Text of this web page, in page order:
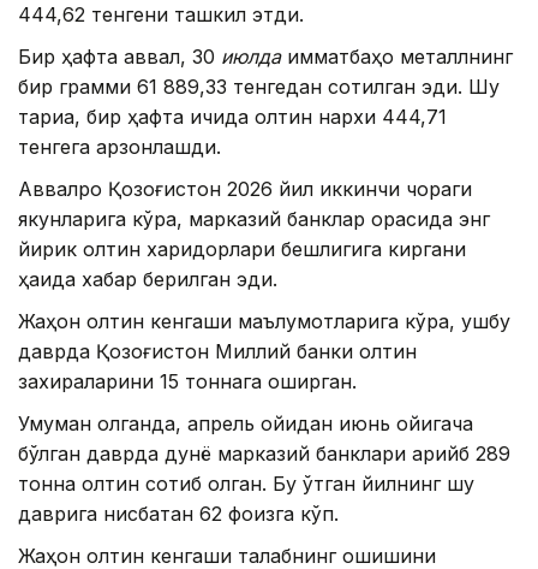
444,62 тенгени ташкил этди.
Бир ҳафта аввал, 30 июлдақимматбаҳо металлнинг
бир грамми 61 889,33 тенгедан сотилган эди. Шу
тариқа, бир ҳафта ичида олтин нархи 444,71
тенгега арзонлашди.
Аввалроқ Қозоғистон 2026 йил иккинчи чораги
якунларига кўра, марказий банклар орасида энг
йирик олтин харидорлари бешлигига киргани
ҳақида хабар берилган эди.
Жаҳон олтин кенгаши маълумотларига кўра, ушбу
даврда Қозоғистон Миллий банки олтин
захираларини 15 тоннага оширган.
Умуман олганда, апрель ойидан июнь ойигача
бўлган даврда дунё марказий банклари қарийб 289
тонна олтин сотиб олган. Бу ўтган йилнинг шу
даврига нисбатан 62 фоизга кўп.
Жаҳон олтин кенгаши талабнинг ошишини